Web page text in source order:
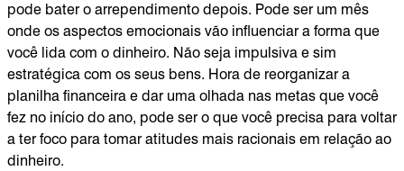
pode bater o arrependimento depois. Pode ser um mês
onde os aspectos emocionais vão influenciar a forma que
você lida com o dinheiro. Não seja impulsiva e sim
estratégica com os seus bens. Hora de reorganizar a
planilha financeira e dar uma olhada nas metas que você
fez no início do ano, pode ser o que você precisa para voltar
a ter foco para tomar atitudes mais racionais em relação ao
dinheiro.